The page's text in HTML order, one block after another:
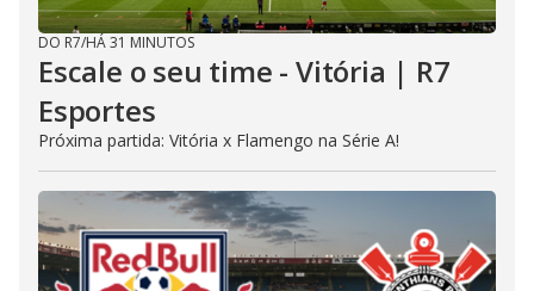
DO R7/HÁ 31 MINUTOS
Escale o seu time - Vitória | R7
Esportes
Próxima partida: Vitória x Flamengo na Série A!